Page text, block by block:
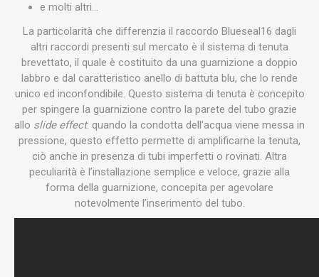
e molti altri…
La particolarità che differenzia il raccordo Blueseal16 dagli
altri raccordi presenti sul mercato è il sistema di tenuta
brevettato, il quale è costituito da una guarnizione a doppio
labbro e dal caratteristico anello di battuta blu, che lo rende
unico ed inconfondibile. Questo sistema di tenuta è concepito
per spingere la guarnizione contro la parete del tubo grazie
allo slide effect: quando la condotta dell’acqua viene messa in
pressione, questo effetto permette di amplificarne la tenuta,
ciò anche in presenza di tubi imperfetti o rovinati. Altra
peculiarità è l’installazione semplice e veloce, grazie alla
forma della guarnizione, concepita per agevolare
notevolmente l’inserimento del tubo.